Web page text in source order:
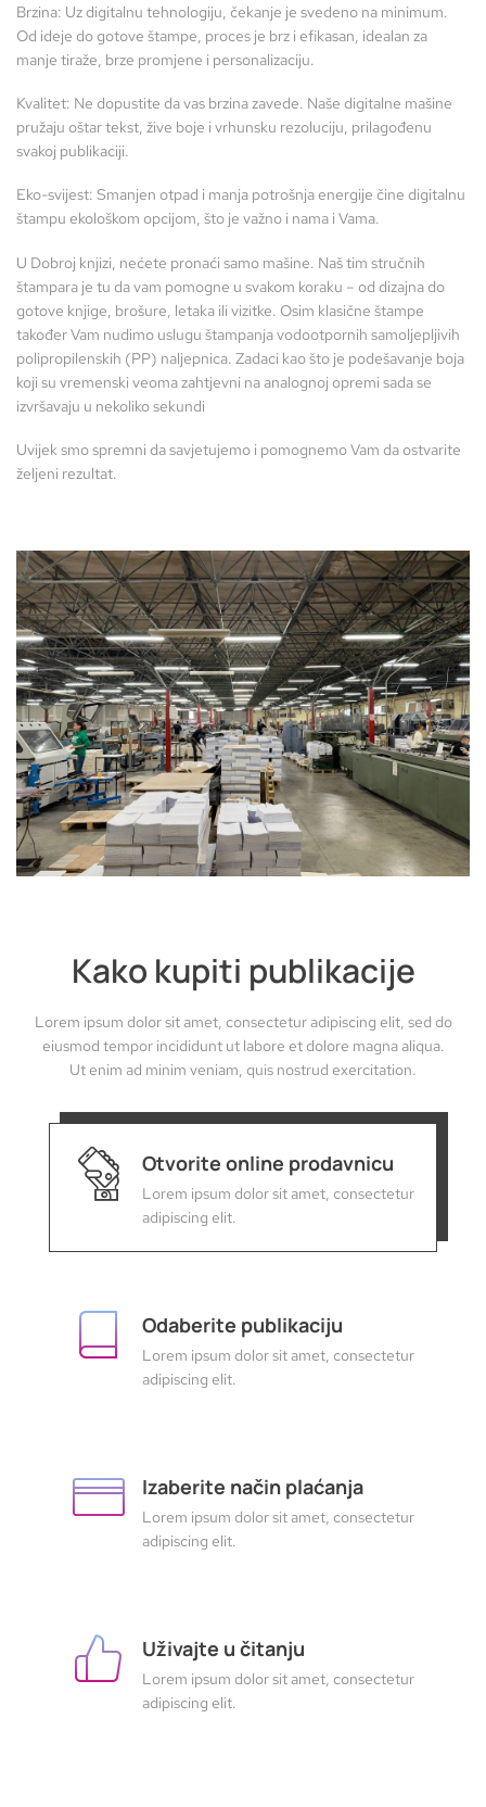
Brzina: Uz digitalnu tehnologiju, čekanje je svedeno na minimum.
Od ideje do gotove štampe, proces je brz i efikasan, idealan za
manje tiraže, brze promjene i personalizaciju.
Kvalitet: Ne dopustite da vas brzina zavede. Naše digitalne mašine
pružaju oštar tekst, žive boje i vrhunsku rezoluciju, prilagođenu
svakoj publikaciji.
Eko-svijest: Smanjen otpad i manja potrošnja energije čine digitalnu
štampu ekološkom opcijom, što je važno i nama i Vama.
U Dobroj knjizi, nećete pronaći samo mašine. Naš tim stručnih
štampara je tu da vam pomogne u svakom koraku – od dizajna do
gotove knjige, brošure, letaka ili vizitke. Osim klasične štampe
također Vam nudimo uslugu štampanja vodootpornih samoljepljivih
polipropilenskih (PP) naljepnica. Zadaci kao što je podešavanje boja
koji su vremenski veoma zahtjevni na analognoj opremi sada se
izvršavaju u nekoliko sekundi
Uvijek smo spremni da savjetujemo i pomognemo Vam da ostvarite
željeni rezultat.
Kako kupiti publikacije
Lorem ipsum dolor sit amet, consectetur adipiscing elit, sed do
eiusmod tempor incididunt ut labore et dolore magna aliqua.
Ut enim ad minim veniam, quis nostrud exercitation.
Otvorite online prodavnicu
Lorem ipsum dolor sit amet, consectetur
adipiscing elit.
Odaberite publikaciju
Lorem ipsum dolor sit amet, consectetur
adipiscing elit.
Izaberite način plaćanja
Lorem ipsum dolor sit amet, consectetur
adipiscing elit.
Uživajte u čitanju
Lorem ipsum dolor sit amet, consectetur
adipiscing elit.